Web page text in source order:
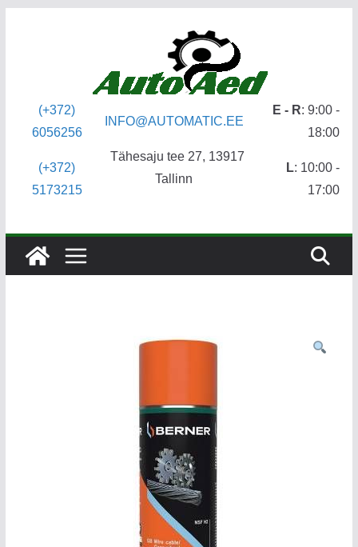
(+372)
6056256
(+372)
5173215
INFO@AUTOMATIC.EE
Tähesaju tee 27, 13917
Tallinn
E - R: 9:00 -
18:00
L: 10:00 -
17:00